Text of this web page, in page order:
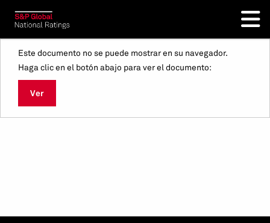
Este documento no se puede mostrar en su navegador.
Haga clic en el botón abajo para ver el documento:
Ver